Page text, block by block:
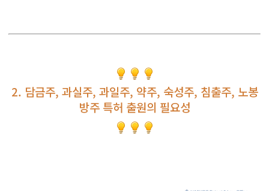
2. 담금주, 과실주, 과일주, 약주, 숙성주, 침출주, 노봉
방주 특허 출원의 필요성